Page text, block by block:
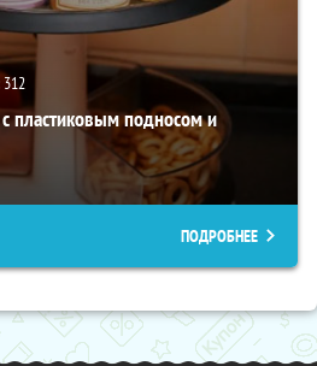
312
пластиковым подносом и
ПОДРОБНЕЕ